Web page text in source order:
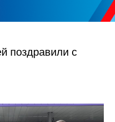
поздравили с